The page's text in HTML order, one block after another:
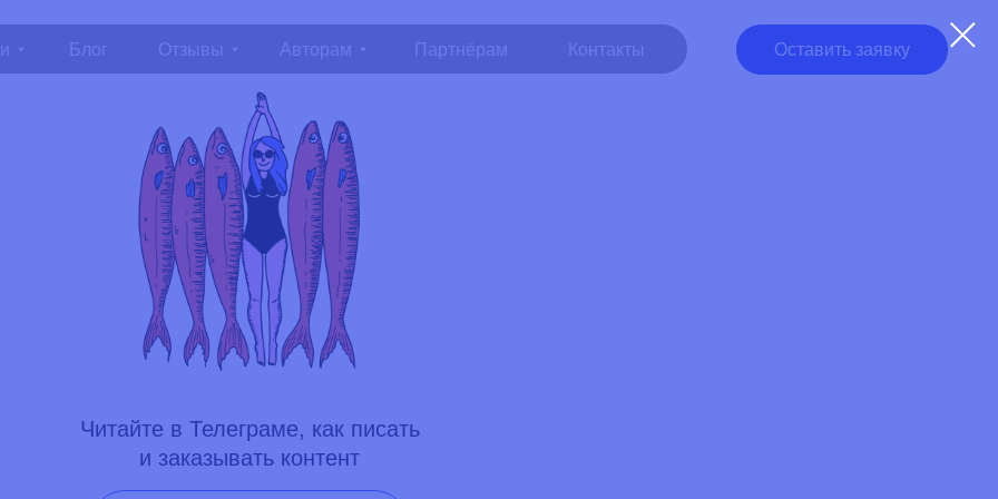
Контакты
Партнёрам
Авторам
Отзывы
Блог Оставить заявку
Читайте в Телеграме, как писать
и заказывать контент